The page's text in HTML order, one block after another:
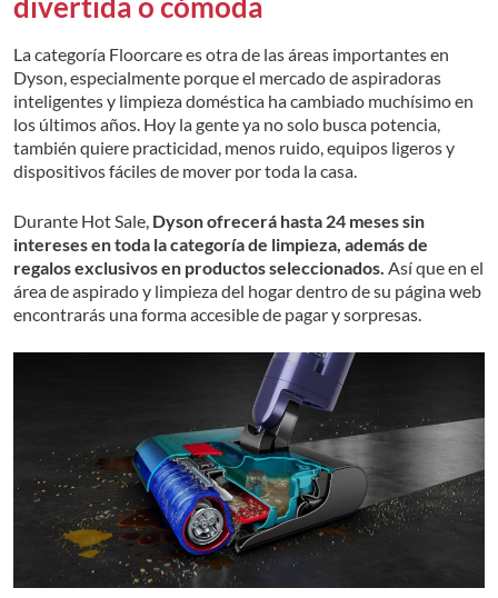
La categoría Floorcare es otra de las áreas importantes en
Dyson, especialmente porque el mercado de aspiradoras
inteligentes y limpieza doméstica ha cambiado muchísimo en
los últimos años. Hoy la gente ya no solo busca potencia,
también quiere practicidad, menos ruido, equipos ligeros y
dispositivos fáciles de mover por toda la casa.
Durante Hot Sale, Dyson ofrecerá hasta 24 meses sin
intereses en toda la categoría de limpieza, además de
regalos exclusivos en productos seleccionados. Así que en el
área de aspirado y limpieza del hogar dentro de su página web
encontrarás una forma accesible de pagar y sorpresas.